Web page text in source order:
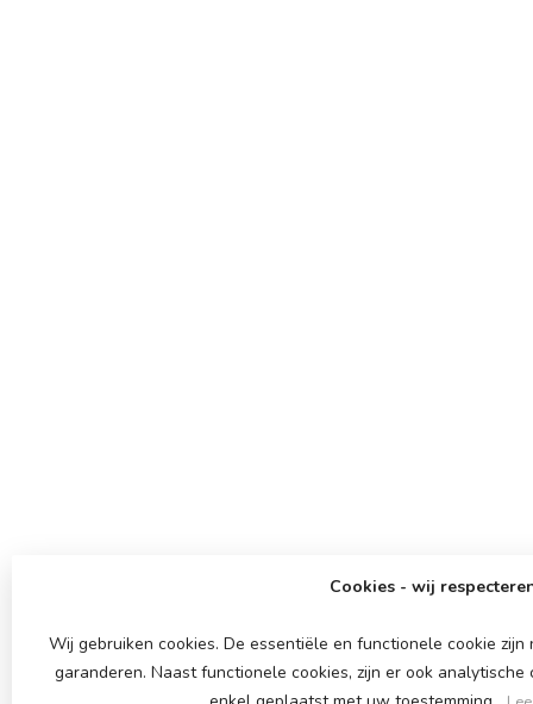
Cookies - wij
Wij gebruiken cookies. De essentiële en functionele cookie
garanderen. Naast functionele cookies, zijn er ook